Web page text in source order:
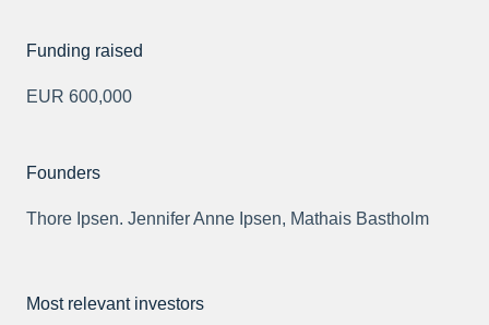
Funding raised
EUR 600,000
Founders
Thore Ipsen. Jennifer Anne Ipsen, Mathais Bastholm
Most relevant investors